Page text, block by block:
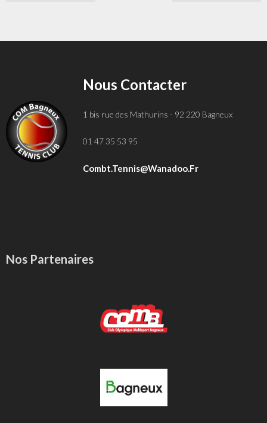
Nous Contacter
1 bis rue des Mathurins - 92 220 Bagneux
01 47 35 53 95
Combt.tennis@wanadoo.fr
Nos Partenaires